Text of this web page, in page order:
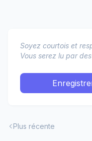
Soyez courtois et
Vous serez lu par
Plus récente